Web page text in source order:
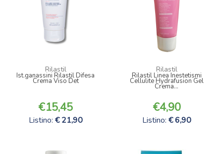
Rilastil
Ist.ganassini Rilastil Difesa
Crema Viso Det
15,45
Listino: 21,90
Rilastil
Rilastil Linea Inestetismi
Cellulite Hydrafusion Gel
Crema...
4,90
Listino: 6,90